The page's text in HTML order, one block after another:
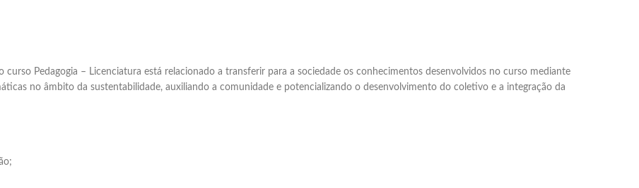
Pedagogia – Licenciatura está relacionado a transferir para a sociedade os conhecimentos desenvolvidos no curso mediante
no âmbito da sustentabilidade, auxiliando a comunidade e potencializando o desenvolvimento do coletivo e a integração da